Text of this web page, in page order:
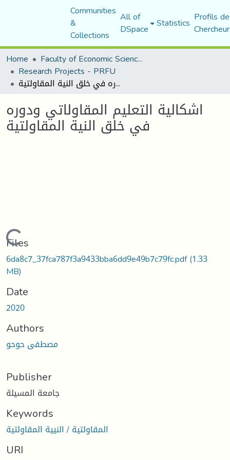
Communities
&
Collections
All of
DSpace Statistics Profils
Home
Faculty of Economic Sciences, Commerce and Management Sciences
Research Projects - PRFU
اشكالية التعليم المقاولاتي ودوره في خلق النية المقاولتية
اشكالية التعليم المقاولاتي ودوره
في خلق النية المقاولتية
Loading...
Files
6da8c7_37fca787f3a9433bba6dd9e49b7c79fc.pdf(1.33
MB)
Date
2020
Authors
مصطفى حوحو
Publisher
جامعة المسيلة
Keywords
المقاولتية / النيية المقاولتية
URI